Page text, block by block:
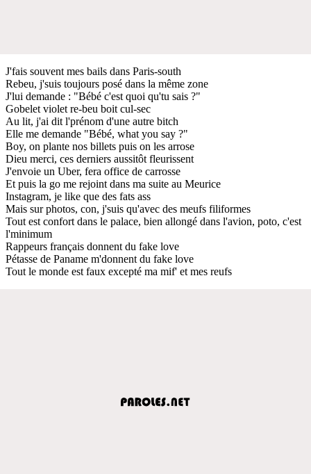
J'fais souvent mes bails dans Paris-south
Rebeu, j'suis toujours posé dans la même zone
J'lui demande : "Bébé c'est quoi qu'tu sais ?"
Gobelet violet re-beu boit cul-sec
Au lit, j'ai dit l'prénom d'une autre bitch
Elle me demande "Bébé, what you say ?"
Boy, on plante nos billets puis on les arrose
Dieu merci, ces derniers aussitôt fleurissent
J'envoie un Uber, fera office de carrosse
Et puis la go me rejoint dans ma suite au Meurice
Instagram, je like que des fats ass
Mais sur photos, con, j'suis qu'avec des meufs filiformes
Tout est confort dans le palace, bien allongé dans l'avion, poto, c'est
l'minimum
Rappeurs français donnent du fake love
Pétasse de Paname m'donnent du fake love
Tout le monde est faux excepté ma mif' et mes reufs